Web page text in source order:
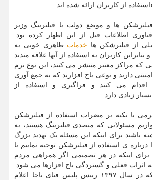
از کاربران ارائه شده اند.
فیلترشکن ها و موضع دولت با فیلترینگ وزیر
اطلاعات قبل از این اظهار کرده بود:
از فیلترشکن ها خدمات ظاهری خوبی به
بنابراین کاربران به استفاده از آنها علاقه مندند
که مراکز معتبر منتشر می کنند، این نوع نرم
دارند و نوعی باج افزارند که به جمع آوری
اقدام می کنند و فراگیری و استفاده از
زیادی دارد.
با تکیه بر مضرات استفاده از فیلترشکن
مسئولانی که متصدی فیلترینگ هستند، به
باشند برای اینکه این مسئله یک تهدید بزرگ
ی استفاده از فیلترشکن توجیه نماییم تا
برای اینکه در هر تصمیمی اگر همراهی مردم
اثرات فعلی و گستردگی باج افزارها می شود.
این درحالی است که در سال ۱۳۹۷ رییس پلیس فتای ناجا اعلام